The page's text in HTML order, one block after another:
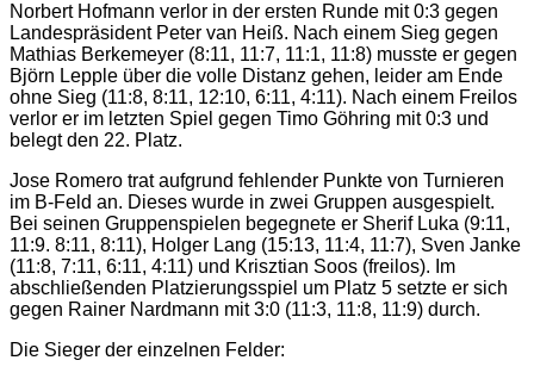
Norbert Hofmann verlor in der ersten Runde mit 0:3 gegen
Landespräsident Peter van Heiß. Nach einem Sieg gegen
Mathias Berkemeyer (8:11, 11:7, 11:1, 11:8) musste er gegen
Björn Lepple über die volle Distanz gehen, leider am Ende
ohne Sieg (11:8, 8:11, 12:10, 6:11, 4:11). Nach einem Freilos
verlor er im letzten Spiel gegen Timo Göhring mit 0:3 und
belegt den 22. Platz.
Jose Romero trat aufgrund fehlender Punkte von Turnieren
im B-Feld an. Dieses wurde in zwei Gruppen ausgespielt.
Bei seinen Gruppenspielen begegnete er Sherif Luka (9:11,
11:9. 8:11, 8:11), Holger Lang (15:13, 11:4, 11:7), Sven Janke
(11:8, 7:11, 6:11, 4:11) und Krisztian Soos (freilos). Im
abschließenden Platzierungsspiel um Platz 5 setzte er sich
gegen Rainer Nardmann mit 3:0 (11:3, 11:8, 11:9) durch.
Die Sieger der einzelnen Felder: